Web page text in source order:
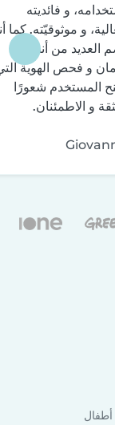
و فائديته
و موثوقيّته. كما
العديد من أنظمة
و فحص الهوية
المستخدم شعورًا
و الاطمئنان.